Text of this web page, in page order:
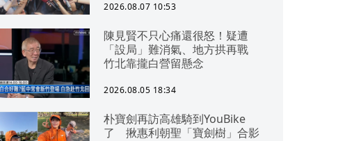
2026.08.07 10:53
陳見賢不只心痛還很怒！疑遭
「設局」難消氣、地方拱再戰
竹北靠攏白營留懸念
2026.08.05 18:34
朴寶劍再訪高雄騎到YouBike
了 揪惠利朝聖「寶劍樹」合影